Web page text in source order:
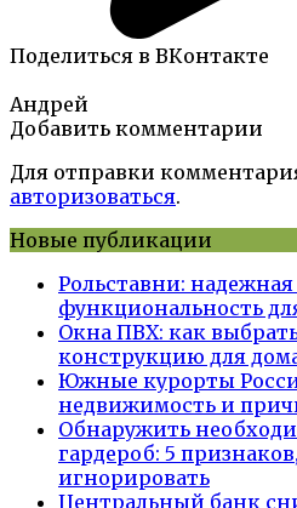
Поделиться в ВКонтакте
Андрей
Добавить комментарии
Для отправки
авторизоваться.
Новые публикации
Рольставни:
функциональность
Окна ПВХ: как
конструкцию для
Южные курорты
недвижимость и
Обнаружить
гардероб: 5
игнорировать
Центральный банк